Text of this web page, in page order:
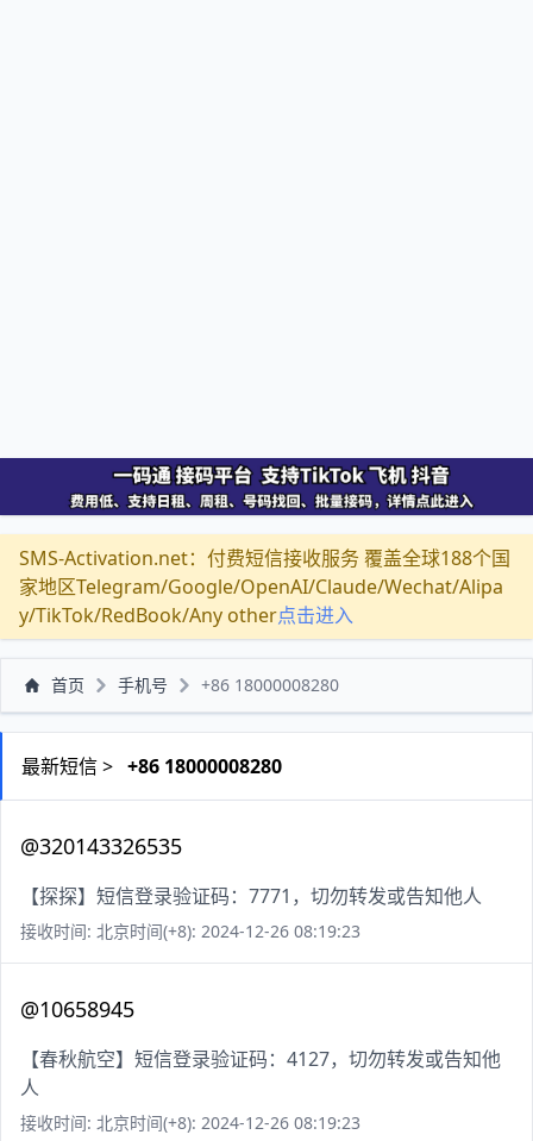
SMS-Activation.net：付费短信接收服务 覆盖全球188个国
家地区Telegram/Google/OpenAI/Claude/Wechat/Alipa
y/TikTok/RedBook/Any other点击进入
首页 手机号 +86 18000008280
最新短信 > +86 18000008280
@320143326535
【探探】短信登录验证码：7771，切勿转发或告知他人
接收时间: 北京时间(+8): 2024-12-26 08:19:23
@10658945
【春秋航空】短信登录验证码：4127，切勿转发或告知他
人
接收时间: 北京时间(+8): 2024-12-26 08:19:23